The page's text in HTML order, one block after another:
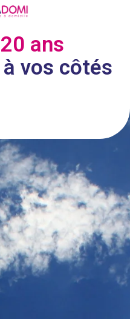
20 ans
à vos côtés